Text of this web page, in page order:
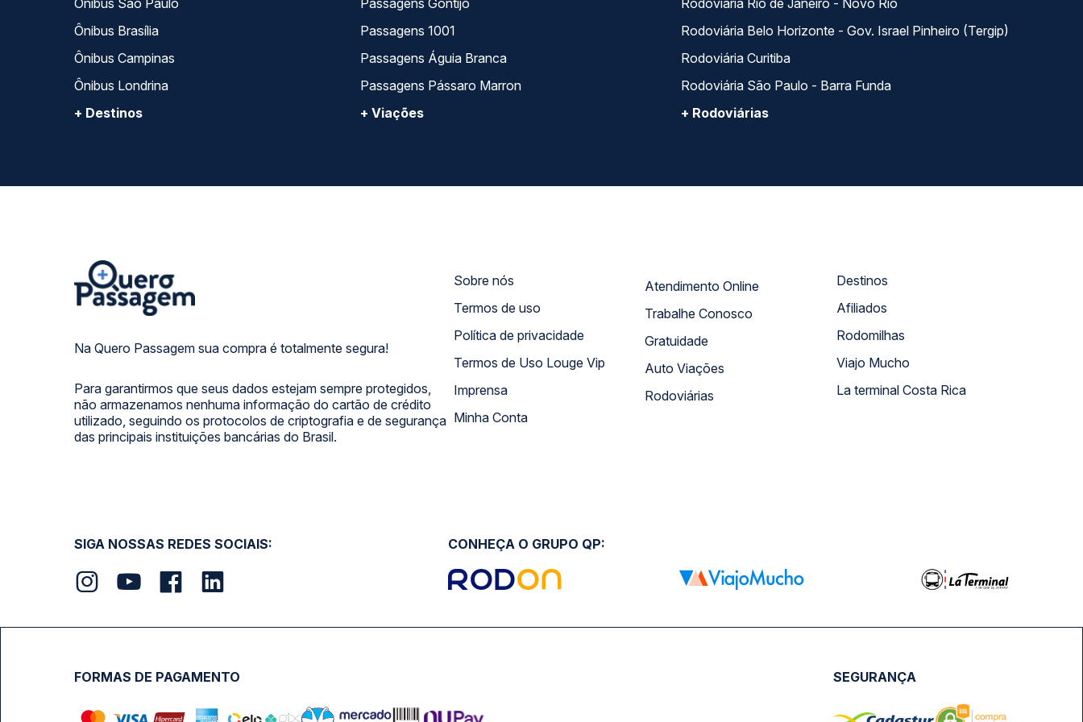
Ônibus São Paulo
Ônibus Brasília
Ônibus Campinas
Ônibus Londrina
+ Destinos
Passagens Gontijo
Passagens 1001
Passagens Águia Branca
Passagens Pássaro Marron
+ Viações
Rodoviária Rio de Janeiro - Novo Rio
Rodoviária Belo Horizonte - Gov. Israel Pinheiro (Tergip)
Rodoviária Curitiba
Rodoviária São Paulo - Barra Funda
+ Rodoviárias
Na Quero Passagem sua compra é totalmente segura!
Para garantirmos que seus dados estejam sempre protegidos,
não armazenamos nenhuma informação do cartão de crédito
utilizado, seguindo os protocolos de criptografia e de segurança
das principais instituições bancárias do Brasil.
Sobre nós
Termos de uso
Política de privacidade
Termos de Uso Louge Vip
Imprensa
Minha Conta
Atendimento Online
Trabalhe Conosco
Gratuidade
Auto Viações
Rodoviárias
Destinos
Afiliados
Rodomilhas
Viajo Mucho
La terminal Costa Rica
SIGA NOSSAS REDES SOCIAIS: CONHEÇA O GRUPO QP:
FORMAS DE PAGAMENTO SEGURANÇA